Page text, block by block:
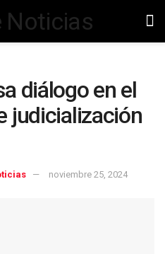
diálogo en el
judicialización
noviembre 25, 2024